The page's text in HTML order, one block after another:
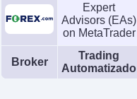
Expert
Advisors (EAs)
on MetaTrader
Broker
Trading
Automatizado